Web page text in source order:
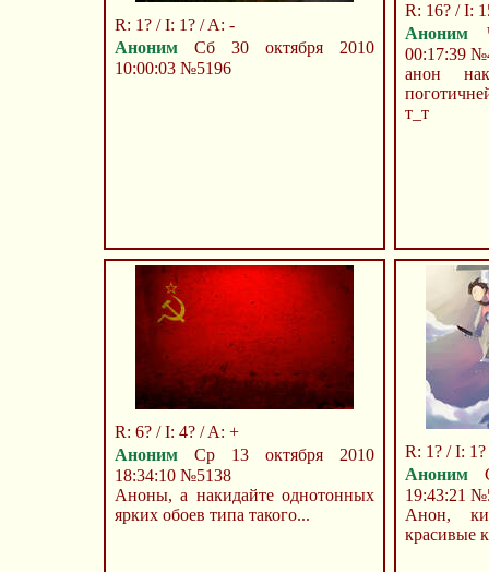
R: 1? / I: 1? / A: -
Аноним Сб 30 октября 2010
10:00:03 №5196
R: 16? / I:
Аноним
00:17:39
анон
т_т
R: 6? / I: 4? / A: +
Аноним Ср 13 октября 2010
18:34:10 №5138
Аноны, а накидайте однотонных
ярких обоев типа такого...
R: 1? / I:
Аноним
19:43:21
Анон,
красивые